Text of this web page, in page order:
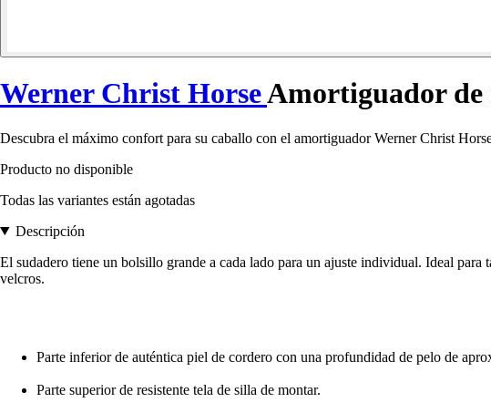
Werner Christ HorseAmortiguador de
Descubra el máximo confort para su caballo con el amortiguador Werner Christ
Producto no disponible
Todas las variantes están agotadas
Descripción
El sudadero tiene un bolsillo grande a cada lado para un ajuste individual. Ideal
velcros.
Parte inferior de auténtica piel de cordero con una profundidad de pelo de
Parte superior de resistente tela de silla de montar.